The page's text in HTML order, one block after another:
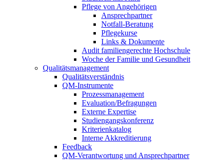
Pflege von Angehörigen
Ansprechpartner
Notfall-Beratung
Pflegekurse
Links & Dokumente
Audit familiengerechte Hochschule
Woche der Familie und Gesundheit
Qualitätsmanagement
Qualitätsverständnis
QM-Instrumente
Prozessmanagement
Evaluation/Befragungen
Externe Expertise
Studiengangskonferenz
Kriterienkatalog
Interne Akkreditierung
Feedback
QM-Verantwortung und Ansprechpartner